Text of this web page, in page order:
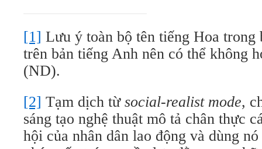
[1] Lưu ý toàn bộ tên tiếng Hoa trong
trên bản tiếng Anh nên có thể không
(ND).
[2] Tạm dịch từ social-realist mode,
sáng tạo nghệ thuật mô tả chân thực
hội của nhân dân lao động và dùng